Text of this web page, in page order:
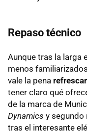
Repaso técnico
Aunque tras la larga
menos
vale la pena
tener claro qué
de la marca de
Dynamics y segundo
tras el interesante